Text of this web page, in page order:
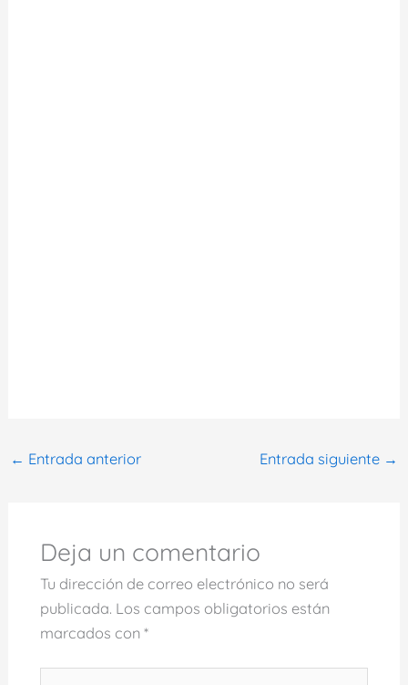
← Entrada anterior Entrada siguiente →
Deja un comentario
Tu dirección de correo electrónico no será
publicada. Los campos obligatorios están
marcados con *